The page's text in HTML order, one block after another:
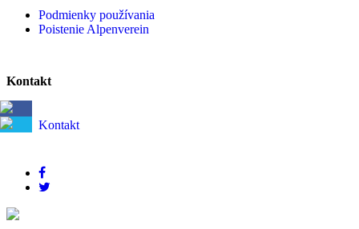
Podmienky používania
Poistenie Alpenverein
Kontakt
Kontakt